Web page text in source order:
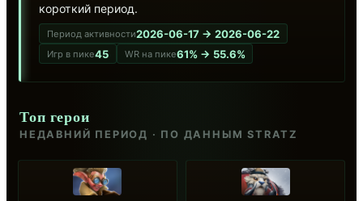
короткий период.
Период активности2026-06-17 → 2026-06-22
Игр в пике45 WR на пике61% → 55.6%
Топ герои
НЕДАВНИЙ ПЕРИОД · ПО ДАННЫМ STRATZ